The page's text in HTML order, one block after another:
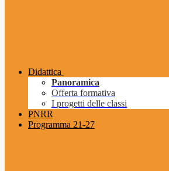
Didattica
Panoramica
Offerta formativa
I progetti delle classi
PNRR
Programma 21-27